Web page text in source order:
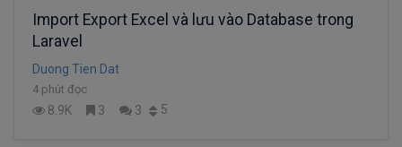
Import Export Excel và lưu vào Database trong
Laravel
Duong Tien Dat
4 phút đọc
8.9K 3 3 5